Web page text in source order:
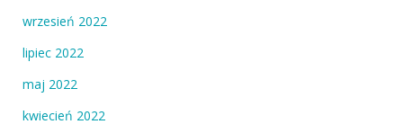
wrzesień 2022
lipiec 2022
maj 2022
kwiecień 2022